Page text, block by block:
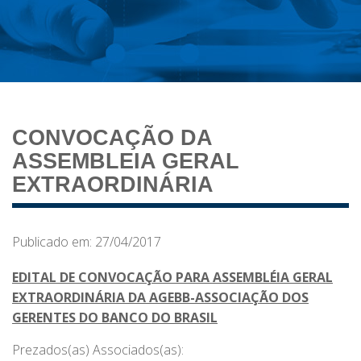
CONVOCAÇÃO DA
ASSEMBLEIA GERAL
EXTRAORDINÁRIA
Publicado em: 27/04/2017
EDITAL DE CONVOCAÇÃO PARA ASSEMBLÉIA GERAL
EXTRAORDINÁRIA DA AGEBB-ASSOCIAÇÃO DOS
GERENTES DO BANCO DO BRASIL
Prezados(as) Associados(as):